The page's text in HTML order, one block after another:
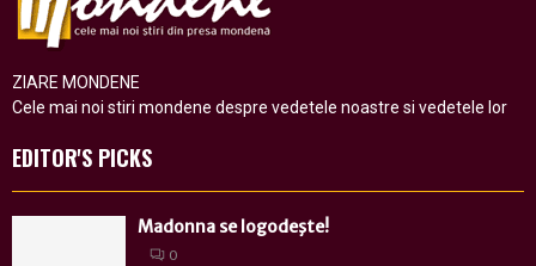
ZIARE MONDENE
Cele mai noi stiri mondene despre vedetele noastre si vedetele lor
EDITOR'S PICKS
Madonna se logodeşte!
0